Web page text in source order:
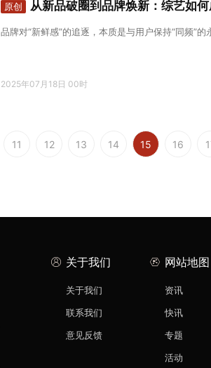
原创 从新品破圈到品牌焕新：综艺如
品牌对“新鲜感”的追逐，本质是与用户保持“同频”
2025年07月18日 00时
11 12 13 14 15 16
关于我们
关于我们
联系我们
意见反馈
网站地图
资讯
快讯
专题
活动